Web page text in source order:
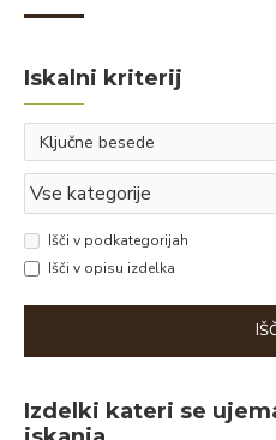
Iskalni kriterij
Išči v podkategorijah
Išči v opisu izdelka
Izdelki kateri se